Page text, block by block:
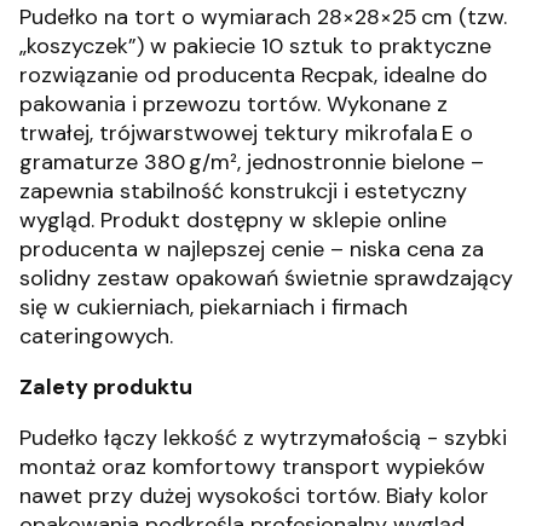
Pudełko na tort o wymiarach 28×28×25 cm (tzw.
„koszyczek”) w pakiecie 10 sztuk to praktyczne
rozwiązanie od producenta Recpak, idealne do
pakowania i przewozu tortów. Wykonane z
trwałej, trójwarstwowej tektury mikrofala E o
gramaturze 380 g/m², jednostronnie bielone –
zapewnia stabilność konstrukcji i estetyczny
wygląd. Produkt dostępny w sklepie online
producenta w najlepszej cenie – niska cena za
solidny zestaw opakowań świetnie sprawdzający
się w cukierniach, piekarniach i firmach
cateringowych.
Zalety produktu
Pudełko łączy lekkość z wytrzymałością - szybki
montaż oraz komfortowy transport wypieków
nawet przy dużej wysokości tortów. Biały kolor